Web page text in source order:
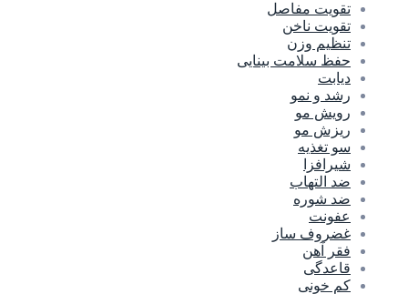
تقویت مفاصل
تقویت ناخن
تنظیم وزن
حفظ سلامت بینایی
دیابت
رشد و نمو
رویش مو
ریزش مو
سو تغذیه
شیرافزا
ضد التهاب
ضد شوره
عفونت
غضروف ساز
فقر آهن
قاعدگی
کم خونی